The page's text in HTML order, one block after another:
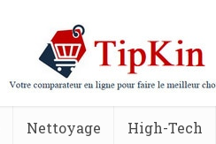
Nettoyage High-Tech